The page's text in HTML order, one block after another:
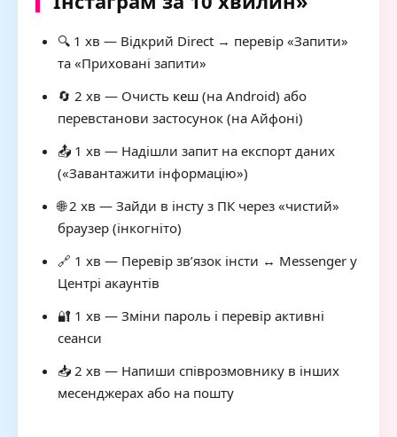
🔍 1 хв — Відкрий Direct → перевір «Запити»
та «Приховані запити»
🔄 2 хв — Очисть кеш (на Android) або
перевстанови застосунок (на Айфоні)
📤 1 хв — Надішли запит на експорт даних
(«Завантажити інформацію»)
🌐 2 хв — Зайди в інсту з ПК через «чистий»
браузер (інкогніто)
🔗 1 хв — Перевір зв’язок інсти ↔ Messenger у
Центрі акаунтів
🔐 1 хв — Зміни пароль і перевір активні
сеанси
📥 2 хв — Напиши співрозмовнику в інших
месенджерах або на пошту